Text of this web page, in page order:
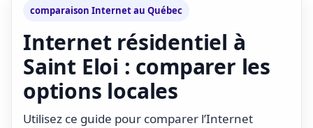
comparaison Internet au Québec
Internet résidentiel à
Saint Eloi : comparer les
options locales
Utilisez ce guide pour comparer l’Internet